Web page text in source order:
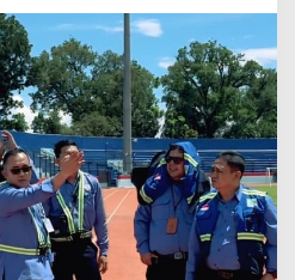
U
S
A
N
T
I
T
I
K
A
I